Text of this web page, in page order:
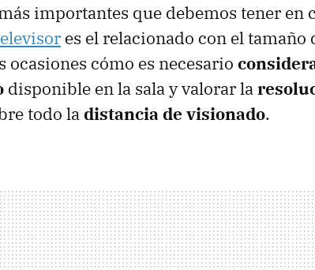
importantes que debemos tener en
es el relacionado con el tamaño
ocasiones cómo es necesario
disponible en la sala y valorar la
todo ladistancia de visionado.